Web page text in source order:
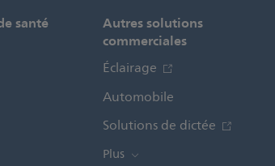
santé Autres solutions
commerciales
Éclairage
Automobile
Solutions de dictée
Plus